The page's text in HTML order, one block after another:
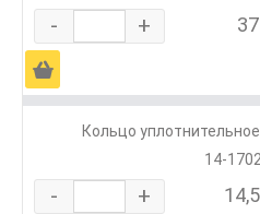
- +
Ä
Кольцо
14-
- +